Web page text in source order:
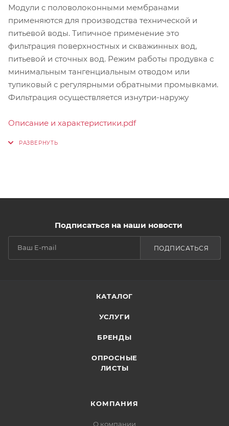
Модули с половолоконными мембранами
применяются для производства технической и
питьевой воды. Типичное применение это
фильтрация поверхностных и скважинных вод,
питьевой и сточных вод. Режим работы продувка с
минимальным тангенциальным отводом или
тупиковый с регулярными обратными промывками.
Фильтрация осуществляется изнутри-наружу
Описание и характеристики.pdf
Подписаться на наши новости
ПОДПИСАТЬСЯ
КАТАЛОГ
УСЛУГИ
БРЕНДЫ
ОПРОСНЫЕ
ЛИСТЫ
КОМПАНИЯ
О компании